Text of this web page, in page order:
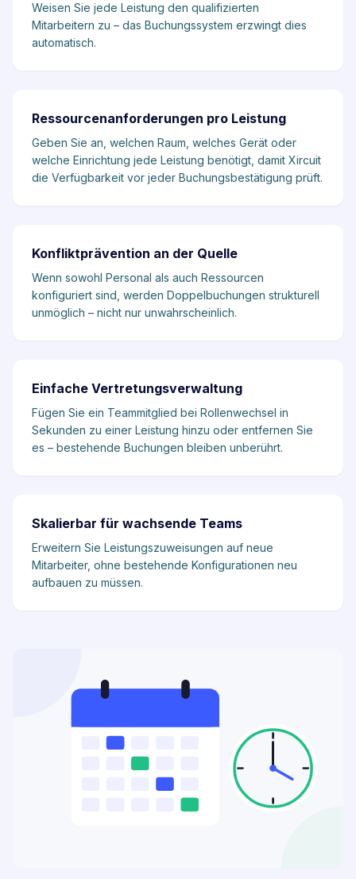
Weisen Sie jede Leistung den qualifizierten
Mitarbeitern zu – das Buchungssystem erzwingt dies
automatisch.
Ressourcenanforderungen pro Leistung
Geben Sie an, welchen Raum, welches Gerät oder
welche Einrichtung jede Leistung benötigt, damit Xircuit
die Verfügbarkeit vor jeder Buchungsbestätigung prüft.
Konfliktprävention an der Quelle
Wenn sowohl Personal als auch Ressourcen
konfiguriert sind, werden Doppelbuchungen strukturell
unmöglich – nicht nur unwahrscheinlich.
Einfache Vertretungsverwaltung
Fügen Sie ein Teammitglied bei Rollenwechsel in
Sekunden zu einer Leistung hinzu oder entfernen Sie
es – bestehende Buchungen bleiben unberührt.
Skalierbar für wachsende Teams
Erweitern Sie Leistungszuweisungen auf neue
Mitarbeiter, ohne bestehende Konfigurationen neu
aufbauen zu müssen.